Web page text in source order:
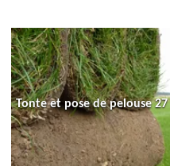
Tonte et pose de pelouse 27